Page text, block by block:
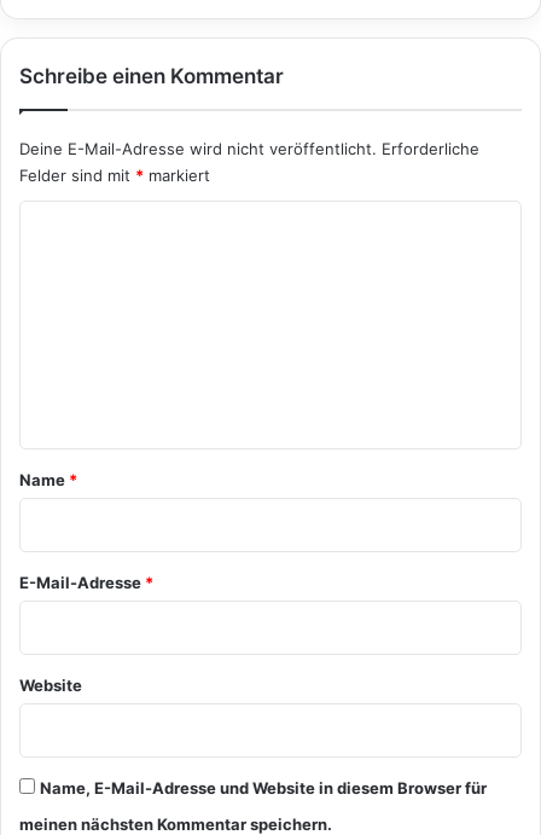
Schreibe einen Kommentar
Deine E-Mail-Adresse wird nicht veröffentlicht. Erforderliche
Felder sind mit * markiert
a
*
Name *
E-Mail-Adresse *
Website
Name, E-Mail-Adresse und Website in diesem Browser für
meinen nächsten Kommentar speichern.